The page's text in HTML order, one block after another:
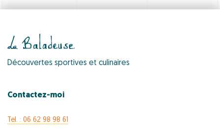
Découvertes sportives et culinaires
Contactez-moi
Tel. : 06 62 98 98 61